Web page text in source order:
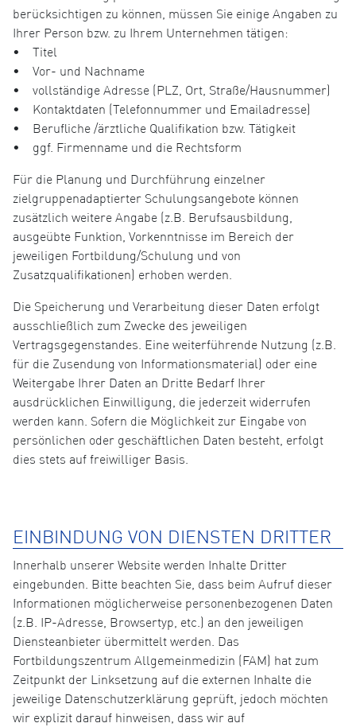
berücksichtigen zu können, müssen Sie einige Angaben zu
Ihrer Person bzw. zu Ihrem Unternehmen tätigen:
• Titel
• Vor- und Nachname
• vollständige Adresse (PLZ, Ort, Straße/Hausnummer)
• Kontaktdaten (Telefonnummer und Emailadresse)
• Berufliche /ärztliche Qualifikation bzw. Tätigkeit
• ggf. Firmenname und die Rechtsform
Für die Planung und Durchführung einzelner
zielgruppenadaptierter Schulungsangebote können
zusätzlich weitere Angabe (z.B. Berufsausbildung,
ausgeübte Funktion, Vorkenntnisse im Bereich der
jeweiligen Fortbildung/Schulung und von
Zusatzqualifikationen) erhoben werden.
Die Speicherung und Verarbeitung dieser Daten erfolgt
ausschließlich zum Zwecke des jeweiligen
Vertragsgegenstandes. Eine weiterführende Nutzung (z.B.
für die Zusendung von Informationsmaterial) oder eine
Weitergabe Ihrer Daten an Dritte Bedarf Ihrer
ausdrücklichen Einwilligung, die jederzeit widerrufen
werden kann. Sofern die Möglichkeit zur Eingabe von
persönlichen oder geschäftlichen Daten besteht, erfolgt
dies stets auf freiwilliger Basis.
EINBINDUNG VON DIENSTEN DRITTER
Innerhalb unserer Website werden Inhalte Dritter
eingebunden. Bitte beachten Sie, dass beim Aufruf dieser
Informationen möglicherweise personenbezogenen Daten
(z.B. IP-Adresse, Browsertyp, etc.) an den jeweiligen
Diensteanbieter übermittelt werden. Das
Fortbildungszentrum Allgemeinmedizin (FAM) hat zum
Zeitpunkt der Linksetzung auf die externen Inhalte die
jeweilige Datenschutzerklärung geprüft, jedoch möchten
wir explizit darauf hinweisen, dass wir auf